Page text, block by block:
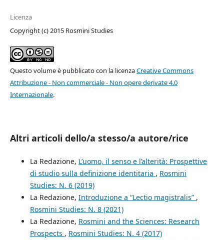
Licenza
Copyright (c) 2015 Rosmini Studies
Questo volume è pubblicato con la licenzaCreative Commons
Attribuzione - Non commerciale - Non opere derivate 4.0
Internazionale.
Altri articoli dello/a stesso/a autore/rice
La Redazione, L’uomo, il senso e l’alterità: Prospettive
di studio sulla definizione identitaria , Rosmini
Studies: N. 6 (2019)
La Redazione, Introduzione a “Lectio magistralis” ,
Rosmini Studies: N. 8 (2021)
La Redazione, Rosmini and the Sciences: Research
Prospects , Rosmini Studies: N. 4 (2017)